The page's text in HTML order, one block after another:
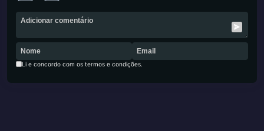
Li e concordo com os termos e condições.